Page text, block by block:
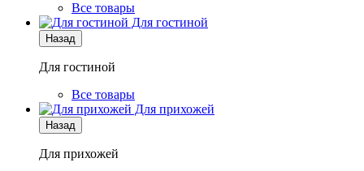
Все товары
Для гостиной
Назад
Для гостиной
Все товары
Для прихожей
Назад
Для прихожей